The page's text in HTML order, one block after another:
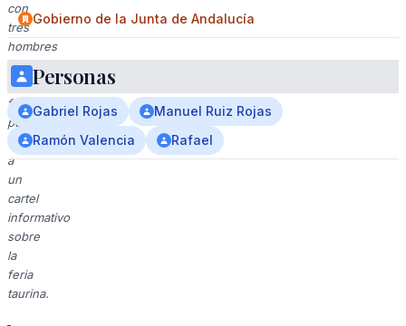
con
tres
hombres
en
trajes
formales
posando
frente
a
un
cartel
informativo
sobre
la
feria
taurina.
Gobierno de la Junta de Andalucía
Personas
Gabriel Rojas
Manuel Ruiz Rojas
Ramón Valencia
Rafael